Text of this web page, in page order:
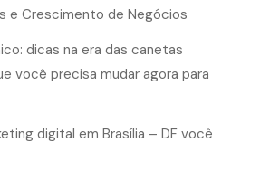
e Crescimento de Negócios
dicas na era das canetas
você precisa mudar agora para
digital em Brasília – DF você